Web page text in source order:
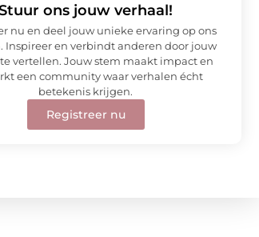
ons jouw verhaal!
nu en deel jouw unieke ervaring op ons
Inspireer en verbindt anderen door jouw
vertellen. Jouw stem maakt impact en
een community waar verhalen écht
betekenis krijgen.
Registreer nu